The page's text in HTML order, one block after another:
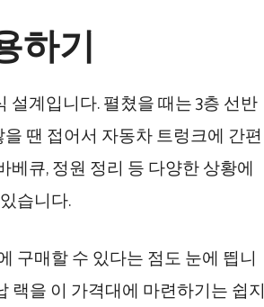
하기
설계입니다. 펼쳤을 때는 3층 선반
땐 접어서 자동차 트렁크에 간편
큐, 정원 정리 등 다양한 상황에
습니다.
구매할 수 있다는 점도 눈에 띕니
랙을 이 가격대에 마련하기는 쉽지